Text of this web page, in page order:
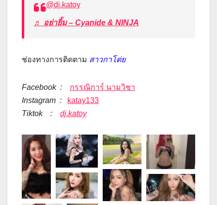
@dj.katoy
♬ อย่ายิ้ม – Cyanide & NINJA
ช่องทางการติดตาม สาวกาโต่ย
Facebook : กรรณิการ์ นามวิชา
Instagram :
katay133
Tiktok : dj.katoy